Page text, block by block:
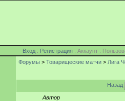
Вход : Регистрация : Аккаунт :
Форумы > Товарищеские матчи > Лига
Назад
Автор